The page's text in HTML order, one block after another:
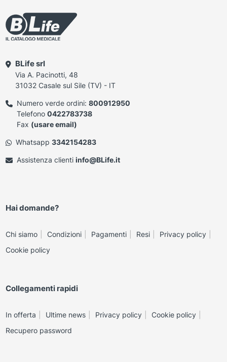
BLife srl
Via A. Pacinotti, 48
31032 Casale sul Sile (TV) - IT
Numero verde ordini: 800912950
Telefono 0422783738
Fax (usare email)
Whatsapp 3342154283
Assistenza clienti info@BLife.it
Hai domande?
Chi siamo Condizioni Pagamenti Resi
Privacy policy
Cookie policy
Collegamenti rapidi
In offerta Ultime news Privacy policy
Cookie policy
Recupero password